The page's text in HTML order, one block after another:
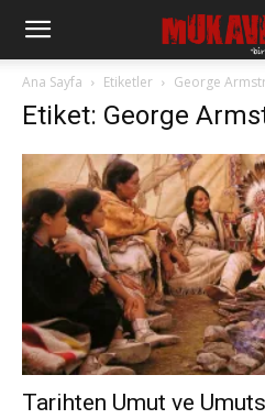
Ana Sayfa Etiketler George
Etiket: George
Tarihten Umut ve